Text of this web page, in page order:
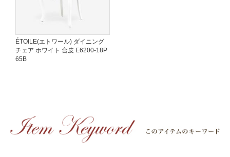
ÉTOILE(エトワール) ダイニング
チェア ホワイト 合皮 E6200-18P
65B